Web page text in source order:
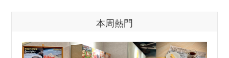
本周熱門